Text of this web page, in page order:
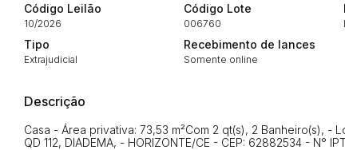
Código Leilão
10/2026
Código Lote
006760
Tipo
Extrajudicial
Recebimento de lances
Somente online
Descrição
Casa - Área privativa: 73,53 m²Com 2 qt(s), 2 Banheiro(s), -
QD 112, DIADEMA, - HORIZONTE/CE - CEP: 62882534 - N°